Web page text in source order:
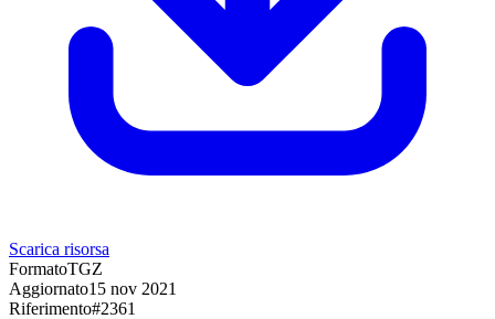
Scarica risorsa
FormatoTGZ
Aggiornato15 nov 2021
Riferimento#2361